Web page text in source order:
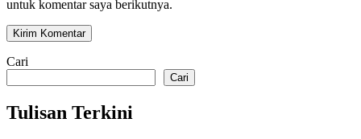
untuk komentar saya berikutnya.
Cari
Cari
Tulisan Terkini